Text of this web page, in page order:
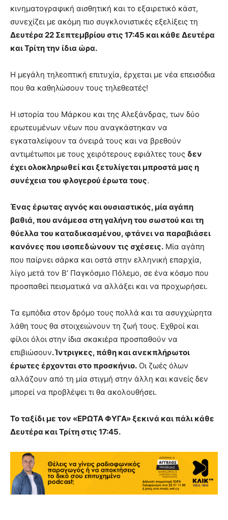
κινηματογραφική αισθητική και το εξαιρετικό κάστ,
συνεχίζει με ακόμη πιο συγκλονιστικές εξελίξεις τη
Δευτέρα 22 Σεπτεμβρίου στις 17:45 και κάθε Δευτέρα
και Τρίτη την ίδια ώρα.
Η μεγάλη τηλεοπτική επιτυχία, έρχεται με νέα επεισόδια
που θα καθηλώσουν τους τηλεθεατές!
Η ιστορία του Μάρκου και της Αλεξάνδρας, των δύο
ερωτευμένων νέων που αναγκάστηκαν να
εγκαταλείψουν τα όνειρά τους και να βρεθούν
αντιμέτωποι με τους χειρότερους εφιάλτες τους δεν
έχει ολοκληρωθεί και ξετυλίγεται μπροστά μας η
συνέχεια του φλογερού έρωτα τους.
Ένας έρωτας αγνός και ουσιαστικός, μία αγάπη
βαθιά, που ανάμεσα στη γαλήνη του σωστού και τη
θύελλα του καταδικασμένου, φτάνει να παραβιάσει
κανόνες που ισοπεδώνουν τις σχέσεις. Μία αγάπη
που παίρνει σάρκα και οστά στην ελληνική επαρχία,
λίγο μετά τον Β’ Παγκόσμιο Πόλεμο, σε ένα κόσμο που
προσπαθεί πεισματικά να αλλάξει και να προχωρήσει.
Τα εμπόδια στον δρόμο τους πολλά και τα ασυγχώρητα
λάθη τους θα στοιχειώνουν τη ζωή τους. Εχθροί και
φίλοι όλοι στην ίδια σκακιέρα προσπαθούν να
επιβιώσουν. Ίντριγκες, πάθη και ανεκπλήρωτοι
έρωτες έρχονται στο προσκήνιο. Οι ζωές όλων
αλλάζουν από τη μία στιγμή στην άλλη και κανείς δεν
μπορεί να προβλέψει τι θα ακολουθήσει.
Το ταξίδι με τον «ΕΡΩΤΑ ΦΥΓΑ» ξεκινά και πάλι κάθε
Δευτέρα και Τρίτη στις 17:45.